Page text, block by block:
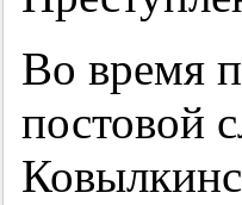
Во время
постовой